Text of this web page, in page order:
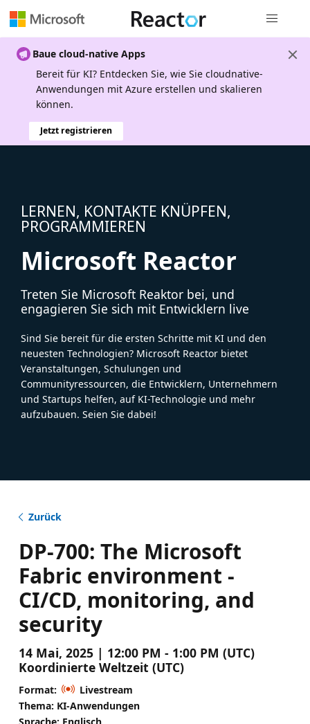
Baue cloud-native Apps
Bereit für KI? Entdecken Sie, wie Sie cloudnative-
Anwendungen mit Azure erstellen und skalieren
können.
Jetzt registrieren
LERNEN, KONTAKTE KNÜPFEN,
PROGRAMMIEREN
Microsoft Reactor
Treten Sie Microsoft Reaktor bei, und
engagieren Sie sich mit Entwicklern live
Sind Sie bereit für die ersten Schritte mit KI und den
neuesten Technologien? Microsoft Reactor bietet
Veranstaltungen, Schulungen und
Communityressourcen, die Entwicklern, Unternehmern
und Startups helfen, auf KI-Technologie und mehr
aufzubauen. Seien Sie dabei!
Zurück
DP-700: The Microsoft
Fabric environment -
CI/CD, monitoring, and
security
14 Mai, 2025 | 12:00 PM - 1:00 PM (UTC)
Koordinierte Weltzeit (UTC)
Format:
Livestream
Thema: KI-Anwendungen
Sprache: Englisch